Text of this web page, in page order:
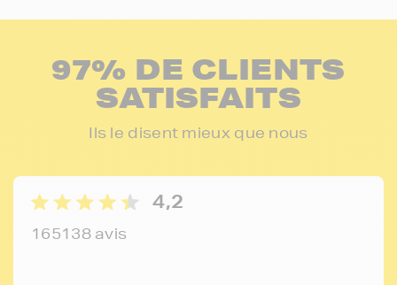
97% DE CLIENTS
SATISFAITS
Ils le disent mieux que nous
4,2
165138 avis